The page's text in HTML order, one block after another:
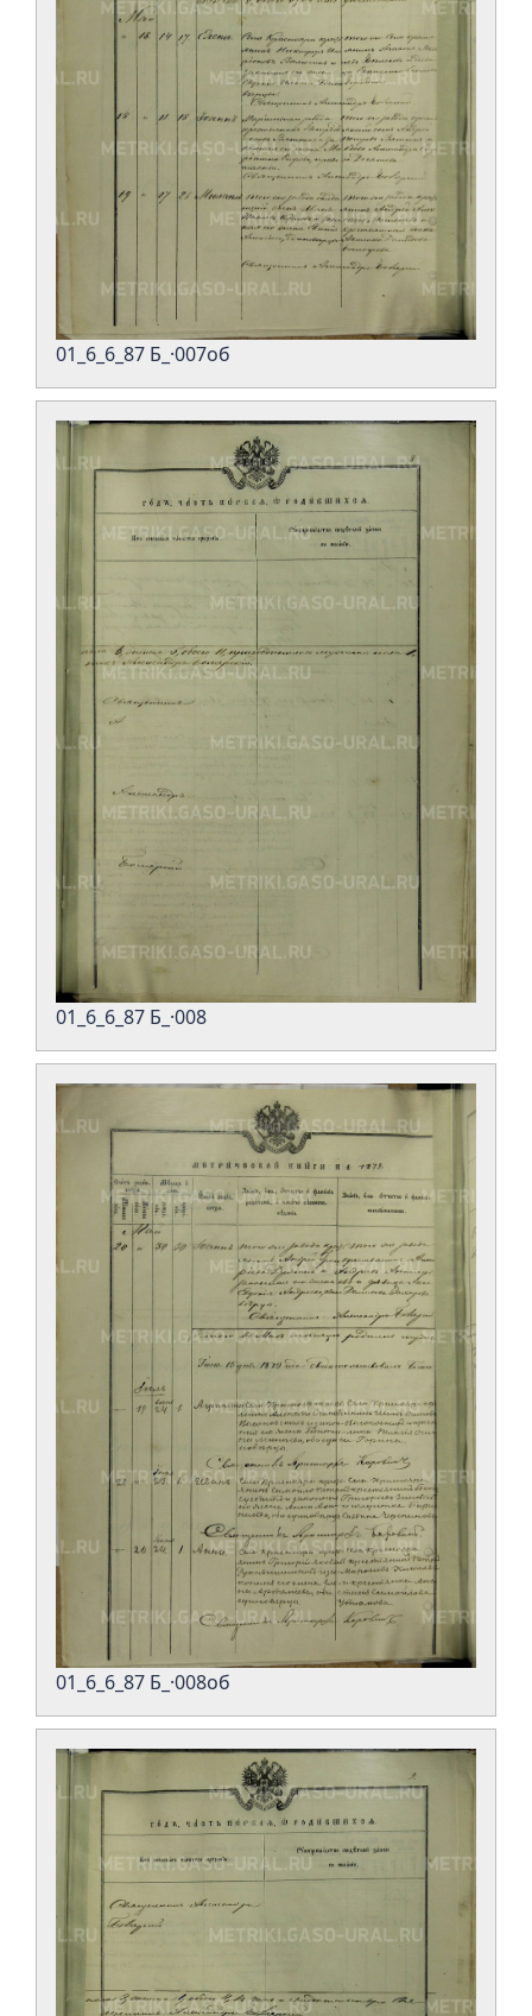
01_6_6_87 Б_·007об
01_6_6_87 Б_·008
01_6_6_87 Б_·008об